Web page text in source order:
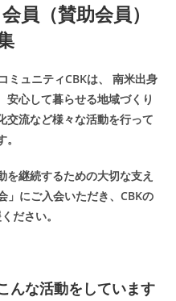
員（賛助会員）
ミュニティCBKは、 南米出身
安心して暮らせる地域づくり
交流など様々な活動を行って
を継続するための大切な支え
」にご入会いただき、CBKの
ださい。
んな活動をしています